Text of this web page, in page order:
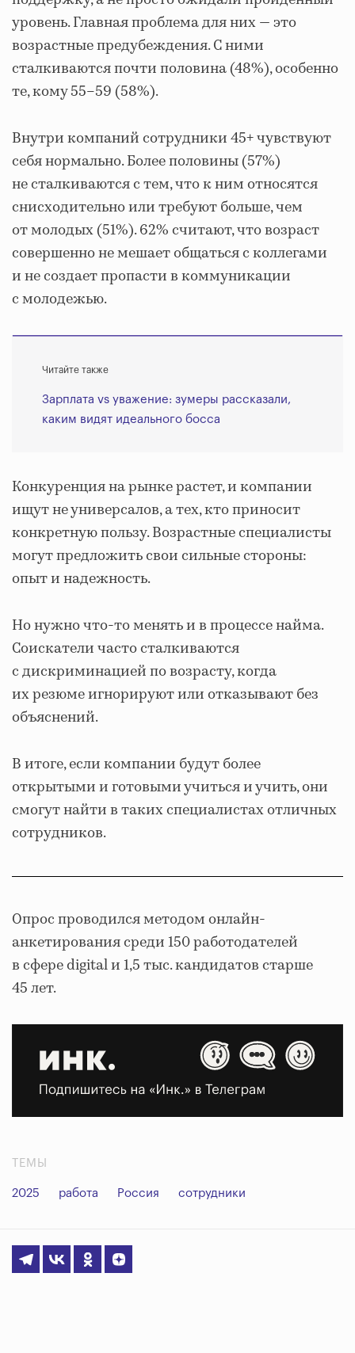
уровень. Главная проблема для них — это
возрастные предубеждения. С ними
сталкиваются почти половина (48%), особенно
те, кому 55–59 (58%).
Внутри компаний сотрудники 45+ чувствуют
себя нормально. Более половины (57%)
не сталкиваются с тем, что к ним относятся
снисходительно или требуют больше, чем
от молодых (51%). 62% считают, что возраст
совершенно не мешает общаться с коллегами
и не создает пропасти в коммуникации
с молодежью.
Читайте также
Зарплата vs уважение: зумеры рассказали,
каким видят идеального босса
Конкуренция на рынке растет, и компании
ищут не универсалов, а тех, кто приносит
конкретную пользу. Возрастные специалисты
могут предложить свои сильные стороны:
опыт и надежность.
Но нужно что-то менять и в процессе найма.
Соискатели часто сталкиваются
с дискриминацией по возрасту, когда
их резюме игнорируют или отказывают без
объяснений.
В итоге, если компании будут более
открытыми и готовыми учиться и учить, они
смогут найти в таких специалистах отличных
сотрудников.
Опрос проводился методом онлайн-
анкетирования среди 150 работодателей
в сфере digital и 1,5 тыс. кандидатов старше
45 лет.
ТЕМЫ
2025 работа Россия сотрудники